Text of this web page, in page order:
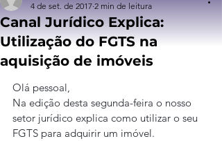
Canal Jurídico Explica:
Utilização do FGTS na
aquisição de imóveis
4 de set. de 2017 2 min de leitura
Olá pessoal,
Na edição desta segunda-feira o nosso
setor jurídico explica como utilizar o seu
FGTS para adquirir um imóvel.